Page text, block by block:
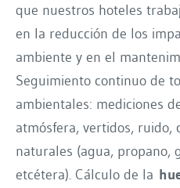
que nuestros hoteles
en la reducción de los
ambiente y en el
Seguimiento continuo de
ambientales: mediciones
atmósfera, vertidos, ruido,
naturales (agua, propano,
etcétera). Cálculo de la